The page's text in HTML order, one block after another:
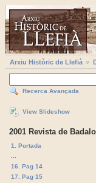
Arxiu Històric de Llefià
Recerca Avançada
View Slideshow
2001 Revista de
1. Portada
16. Pag 14
17. Pag 15